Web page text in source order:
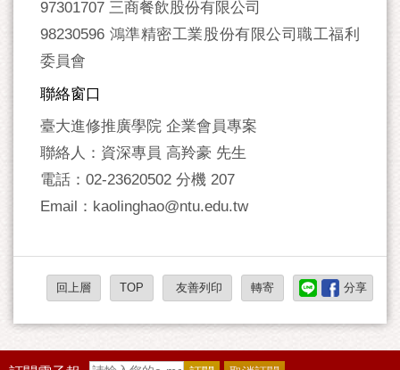
97301707 三商餐飲股份有限公司
98230596 鴻準精密工業股份有限公司職工福利
委員會
聯絡窗口
臺大進修推廣學院 企業會員專案
聯絡人：資深專員 高羚豪 先生
電話：02-23620502 分機 207
Email：kaolinghao@ntu.edu.tw
回上層 TOP 友善列印 轉寄 分享